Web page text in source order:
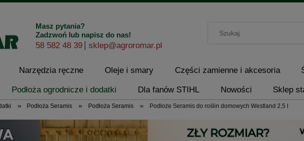
Masz pytania?
Zadzwoń lub napisz do nas!
58 582 48 39 sklep@agroromar.pl
Narzędzia ręczne Oleje i smary Części zamienne i akcesoria
Podłoża ogrodnicze i dodatki Dla fanów STIHL Nowości Sklep
» Podłoża Seramis » Podłoża Seramis » Podłoże Seramis do roślin domowych Westland 2,5 l